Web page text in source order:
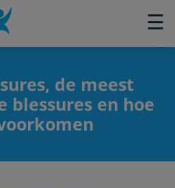
☰
×
de meest
blessures en hoe